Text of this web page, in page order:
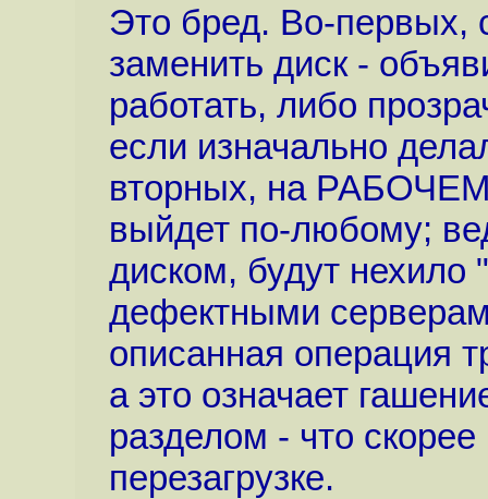
Это бред. Во-первых,
заменить диск -
работать, либо
если изначально
вторных, на РАБОЧЕМ
выйдет по-любому;
диском, будут нехило
дефектными
описанная операция
а это означает
разделом - что
перезагрузке.